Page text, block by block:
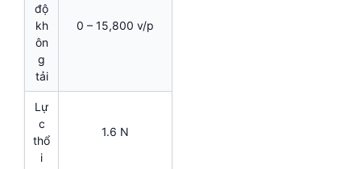
độ
kh
ôn
g
tải
0 – 15,800 v/p
Lự
c
thổ
i
1.6 N